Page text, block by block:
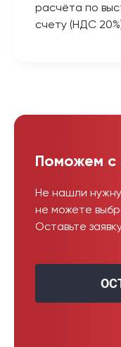
расчёта по
счету (НДС
Поможем с
Не нашли
не можете
Оставьте